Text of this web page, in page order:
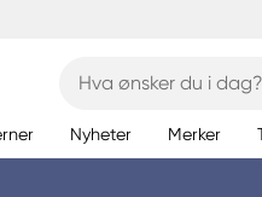
Nyheter Merker